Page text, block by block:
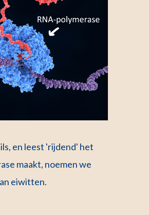
en leest 'rijdend' het
maakt, noemen we
eiwitten.